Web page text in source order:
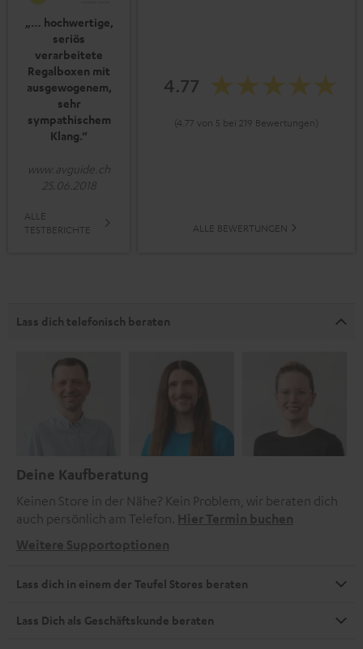
„… hochwertige,
seriös
verarbeitete
Regalboxen mit
ausgewogenem,
sehr
sympathischem
Klang.“
www.avguide.ch
25.06.2018
ALLE
TESTBERICHTE
4.77
(4.77 von 5 bei 219 Bewertungen)
ALLE BEWERTUNGEN
Lass dich telefonisch beraten
Deine Kaufberatung
Keinen Store in der Nähe? Kein Problem, wir beraten dich
auch persönlich am Telefon. Hier Termin buchen
Weitere Supportoptionen
Lass dich in einem der Teufel Stores beraten
Lass Dich als Geschäftskunde beraten